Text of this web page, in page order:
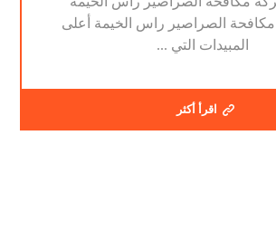
الصراصير راس الخيمة أعلى
المبيدات التي ...
اقرأ أكثر